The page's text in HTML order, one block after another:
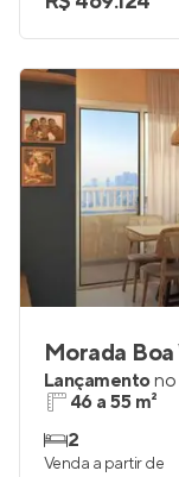
Morada Boa
Lançamentono
46 a 55 m²
2
Venda a partir de